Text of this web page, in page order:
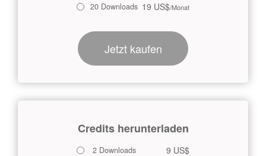
20 Downloads 19 US$/Monat
Jetzt kaufen
Credits herunterladen
2 Downloads 9 US$